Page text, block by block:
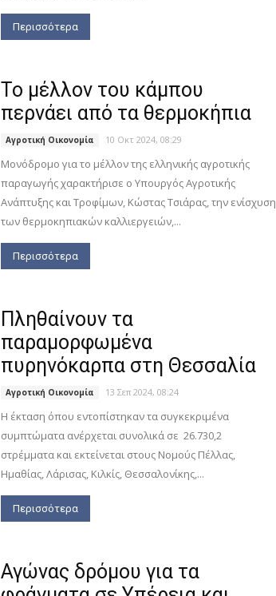
Περισσότερα
Το μέλλον του κάμπου
περνάει από τα θερμοκήπια
Αγροτική Οικονομία 10 Οκτ 2024, 08:29
Μονόδρομο για το μέλλον της ελληνικής αγροτικής
παραγωγής χαρακτήρισε ο Υπουργός Αγροτικής
Ανάπτυξης και Τροφίμων, Κώστας Τσιάρας, την ενίσχυση
των θερμοκηπιακών καλλιεργειών,...
Περισσότερα
Πληθαίνουν τα
παραμορφωμένα
πυρηνόκαρπα στη Θεσσαλία
Αγροτική Οικονομία 13 Σεπ 2024, 08:24
Η έκταση όπου εντοπίστηκαν τα συγκεκριμένα
συμπτώματα ανέρχεται συνολικά σε 26.730,2
στρέμματα και εκτείνεται στους Νομούς Πέλλας,
Ημαθίας, Λάρισας, Κιλκίς, Θεσσαλονίκης,...
Περισσότερα
Αγώνας δρόμου για τα